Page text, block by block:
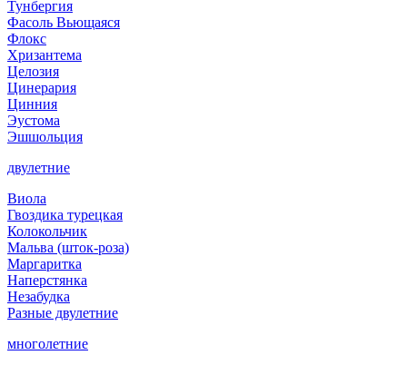
Тунбергия
Фасоль Вьющаяся
Флокс
Хризантема
Целозия
Цинерария
Цинния
Эустома
Эшшольция
двулетние
Виола
Гвоздика турецкая
Колокольчик
Мальва (шток-роза)
Маргаритка
Наперстянка
Незабудка
Разные двулетние
многолетние